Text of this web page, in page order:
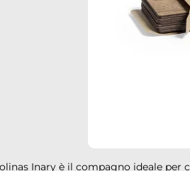
Inary è il compagno ideale